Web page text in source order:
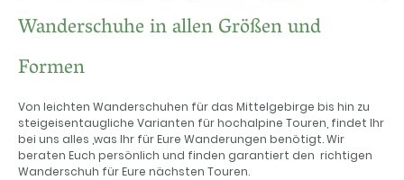
Wanderschuhe in allen Größen und
Formen
Von leichten Wanderschuhen für das Mittelgebirge bis hin zu
steigeisentaugliche Varianten für hochalpine Touren, findet Ihr
bei uns alles ,was Ihr für Eure Wanderungen benötigt. Wir
beraten Euch persönlich und finden garantiert den richtigen
Wanderschuh für Eure nächsten Touren.